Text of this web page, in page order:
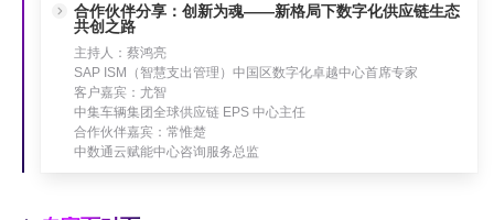
合作伙伴分享：创新为魂——新格局下数字化供应链生态
共创之路
主持人：蔡鸿亮
SAP ISM（智慧支出管理）中国区数字化卓越中心首席专家
客户嘉宾：尤智
中集车辆集团全球供应链 EPS 中心主任
合作伙伴嘉宾：常惟楚
中数通云赋能中心咨询服务总监